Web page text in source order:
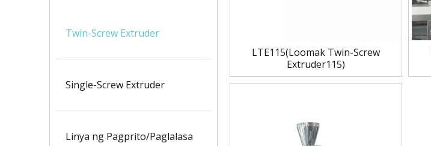
Twin-Screw Extruder
Single-Screw Extruder
Linya ng Pagprito/Paglalasa
LTE115(Loomak Twin-Screw
Extruder115)